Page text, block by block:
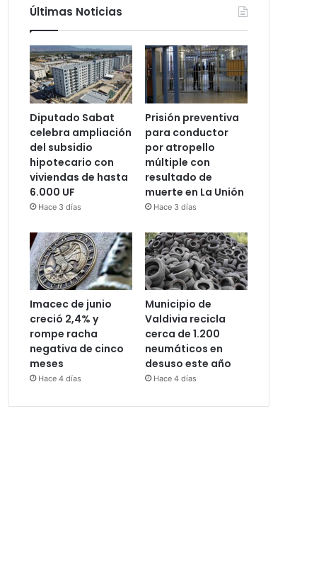
Últimas Noticias
Diputado Sabat
celebra ampliación
del subsidio
hipotecario con
viviendas de hasta
6.000 UF
Hace 3 días
Prisión preventiva
para conductor
por atropello
múltiple con
resultado de
muerte en La Unión
Hace 3 días
Imacec de junio
creció 2,4% y
rompe racha
negativa de cinco
meses
Hace 4 días
Municipio de
Valdivia recicla
cerca de 1.200
neumáticos en
desuso este año
Hace 4 días